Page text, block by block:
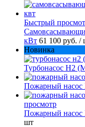
Быстрый
кВт 61 100 руб. /
Новинка
Турбонасос Н2
Пожарный
просмотр
Пожарный
шт